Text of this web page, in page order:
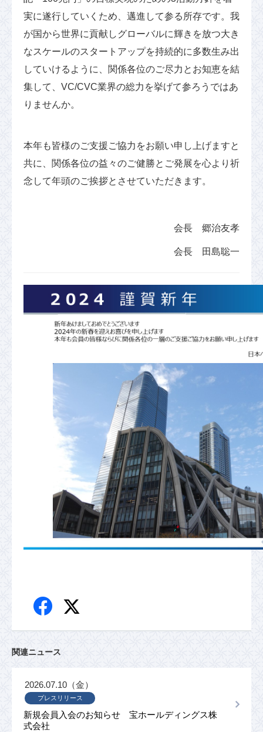
実に遂行していくため、邁進して参る所存です。我
が国から世界に貢献しグローバルに輝きを放つ大き
なスケールのスタートアップを持続的に多数生み出
していけるように、関係各位のご尽力とお知恵を結
集して、VC/CVC業界の総力を挙げて参ろうではあ
りませんか。
本年も皆様のご支援ご協力をお願い申し上げますと
共に、関係各位の益々のご健勝とご発展を心より祈
念して年頭のご挨拶とさせていただきます。
会長 郷治友孝
会長 田島聡一
関連ニュース
新規会員入会のお知らせ 宝ホールディングス株
式会社
プレスリリース
2026.07.10（金）